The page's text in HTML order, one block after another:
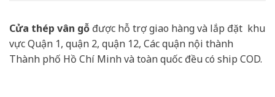
Cửa thép vân gỗ được hỗ trợ giao hàng và lắp đặt khu
vực Quận 1, quận 2, quận 12, Các quận nội thành
Thành phố Hồ Chí Minh và toàn quốc đều có ship COD.